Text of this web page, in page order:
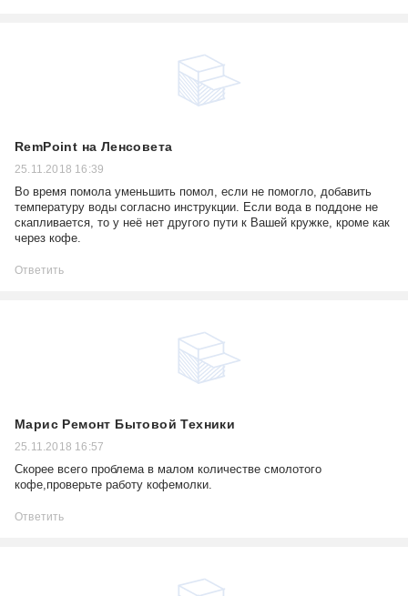
RemPoint на Ленсовета
25.11.2018 16:39
Во время помола уменьшить помол, если не помогло, добавить
температуру воды согласно инструкции. Если вода в поддоне не
скапливается, то у неё нет другого пути к Вашей кружке, кроме как
через кофе.
Ответить
Марис Ремонт Бытовой Техники
25.11.2018 16:57
Скорее всего проблема в малом количестве смолотого
кофе,проверьте работу кофемолки.
Ответить